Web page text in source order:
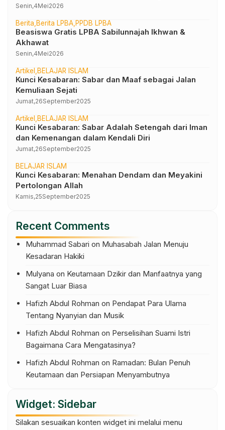
Senin,4Mei2026
Berita Berita LPBA PPDB LPBA
Beasiswa Gratis LPBA Sabilunnajah Ikhwan &
Akhawat
Senin,4Mei2026
Artikel BELAJAR ISLAM
Kunci Kesabaran: Sabar dan Maaf sebagai Jalan
Kemuliaan Sejati
Jumat,26September2025
Artikel BELAJAR ISLAM
Kunci Kesabaran: Sabar Adalah Setengah dari Iman
dan Kemenangan dalam Kendali Diri
Jumat,26September2025
BELAJAR ISLAM
Kunci Kesabaran: Menahan Dendam dan Meyakini
Pertolongan Allah
Kamis,25September2025
Recent Comments
Muhammad Sabari on Muhasabah Jalan Menuju
Kesadaran Hakiki
Mulyana on Keutamaan Dzikir dan Manfaatnya yang
Sangat Luar Biasa
Hafizh Abdul Rohman on Pendapat Para Ulama
Tentang Nyanyian dan Musik
Hafizh Abdul Rohman on Perselisihan Suami Istri
Bagaimana Cara Mengatasinya?
Hafizh Abdul Rohman on Ramadan: Bulan Penuh
Keutamaan dan Persiapan Menyambutnya
Widget: Sidebar
Silakan sesuaikan konten widget ini melalui menu